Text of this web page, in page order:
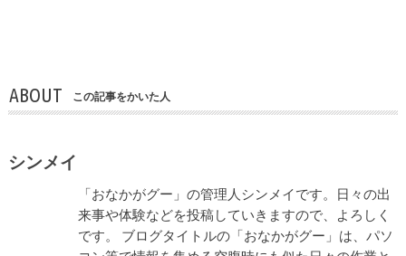
ABOUT この記事をかいた人
シンメイ
「おなかがグー」の管理人シンメイです。日々の出
来事や体験などを投稿していきますので、よろしく
です。 ブログタイトルの「おなかがグー」は、パソ